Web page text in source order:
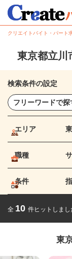
クリエイトバイト・パート
東京都立川
検索条件の設定
エリア
職種
条件
全 10 件ヒットしまし
東